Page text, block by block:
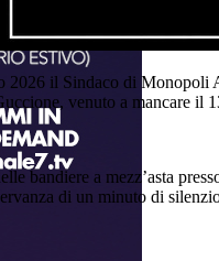
2026 il Sindaco di Monopoli
venuto a mancare il
bandiere a mezz’asta
di un minuto di